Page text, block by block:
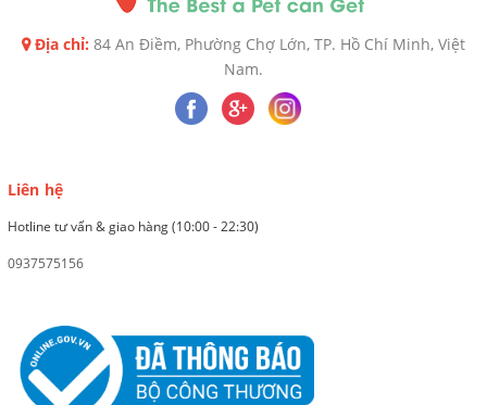
Địa chỉ: 84 An Điềm, Phường Chợ Lớn, TP. Hồ Chí Minh, Việt
Nam.
Liên hệ
Hotline tư vấn & giao hàng (10:00 - 22:30)
0937575156